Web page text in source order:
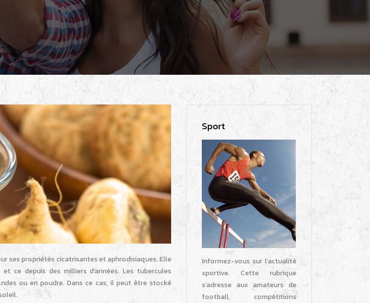
ses propriétés cicatrisantes et aphrodisiaques. Elle
ce depuis des milliers d’années. Les tubercules
ou en poudre. Dans ce cas, il peut être stocké
Sport
Informez-vous sur l’actualité
sportive. Cette rubrique
s’adresse aux amateurs de
football, compétitions